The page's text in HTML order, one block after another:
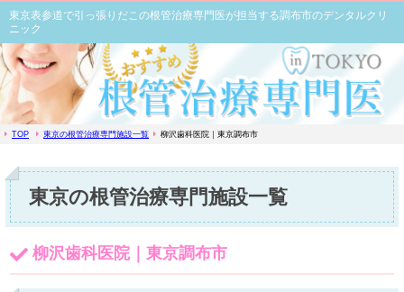
東京表参道で引っ張りだこの根管治療専門医が担当する調布市のデンタルクリ
ニック
TOP 東京の根管治療専門施設一覧 柳沢歯科医院｜東京調布市
東京の根管治療専門施設一覧
柳沢歯科医院｜東京調布市